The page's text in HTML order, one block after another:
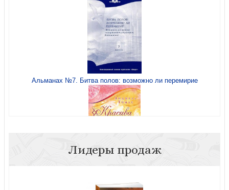
Секреты духовного успеха
Альманах №7. Битва полов: возможно ли перемирие
Лидеры продаж